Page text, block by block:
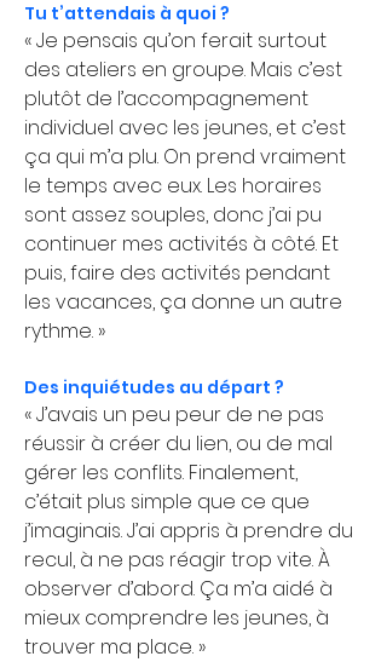
Tu t’attendais à quoi ?
« Je pensais qu’on ferait surtout
des ateliers en groupe. Mais c’est
plutôt de l’accompagnement
individuel avec les jeunes, et c’est
ça qui m’a plu. On prend vraiment
le temps avec eux. Les horaires
sont assez souples, donc j’ai pu
continuer mes activités à côté. Et
puis, faire des activités pendant
les vacances, ça donne un autre
rythme. »
Des inquiétudes au départ ?
« J’avais un peu peur de ne pas
réussir à créer du lien, ou de mal
gérer les conflits. Finalement,
c’était plus simple que ce que
j’imaginais. J’ai appris à prendre du
recul, à ne pas réagir trop vite. À
observer d’abord. Ça m’a aidé à
mieux comprendre les jeunes, à
trouver ma place. »